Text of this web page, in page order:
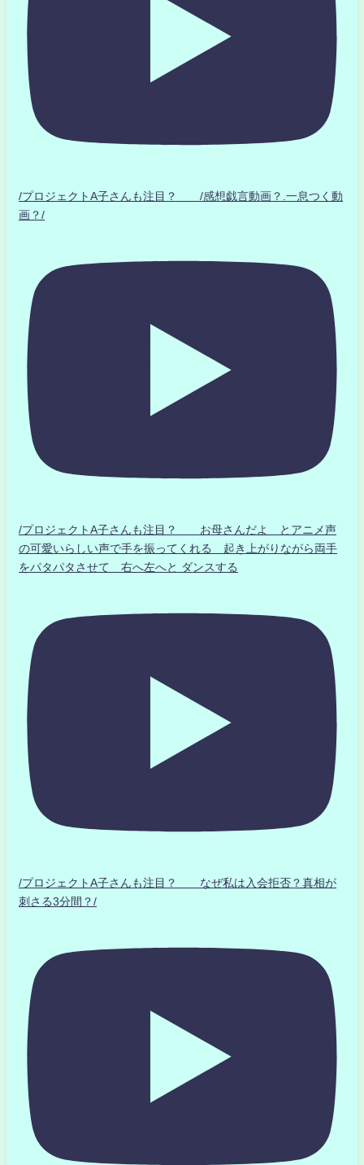
/プロジェクトA子さんも注目？ /感想戯言動画？.一息つく動
画？/
/プロジェクトA子さんも注目？ お母さんだよ とアニメ声
の可愛いらしい声で手を振ってくれる 起き上がりながら両手
をパタパタさせて 右へ左へと ダンスする
/プロジェクトA子さんも注目？ なぜ私は入会拒否？真相が
刺さる3分間？/